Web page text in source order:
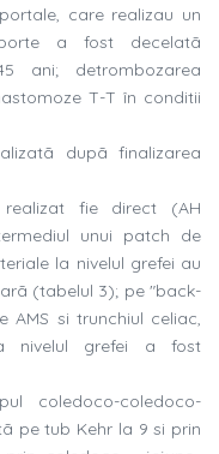
care realizau un
a fost decelatã
ani; detrombozarea
T-T în conditii
dupã finalizarea
realizat fie direct (AH
unui patch de
la nivelul grefei au
(tabelul 3); pe "back-
si trunchiul celiac,
nivelul grefei a fost
coledoco-coledoco-
pe tub Kehr la 9 si prin